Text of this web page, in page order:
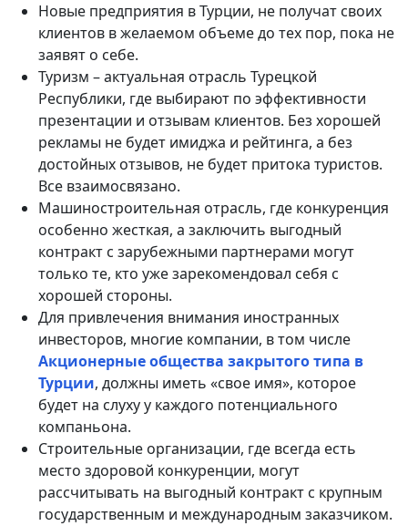
Новые предприятия в Турции, не получат своих
клиентов в желаемом объеме до тех пор, пока не
заявят о себе.
Туризм – актуальная отрасль Турецкой
Республики, где выбирают по эффективности
презентации и отзывам клиентов. Без хорошей
рекламы не будет имиджа и рейтинга, а без
достойных отзывов, не будет притока туристов.
Все взаимосвязано.
Машиностроительная отрасль, где конкуренция
особенно жесткая, а заключить выгодный
контракт с зарубежными партнерами могут
только те, кто уже зарекомендовал себя с
хорошей стороны.
Для привлечения внимания иностранных
инвесторов, многие компании, в том числе
Акционерные общества закрытого типа в
Турции, должны иметь «свое имя», которое
будет на слуху у каждого потенциального
компаньона.
Строительные организации, где всегда есть
место здоровой конкуренции, могут
рассчитывать на выгодный контракт с крупным
государственным и международным заказчиком.